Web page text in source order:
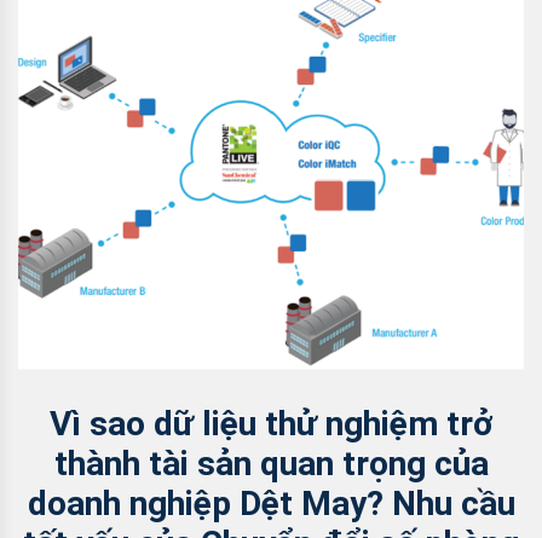
Vì sao dữ liệu thử nghiệm trở
thành tài sản quan trọng của
doanh nghiệp Dệt May? Nhu cầu